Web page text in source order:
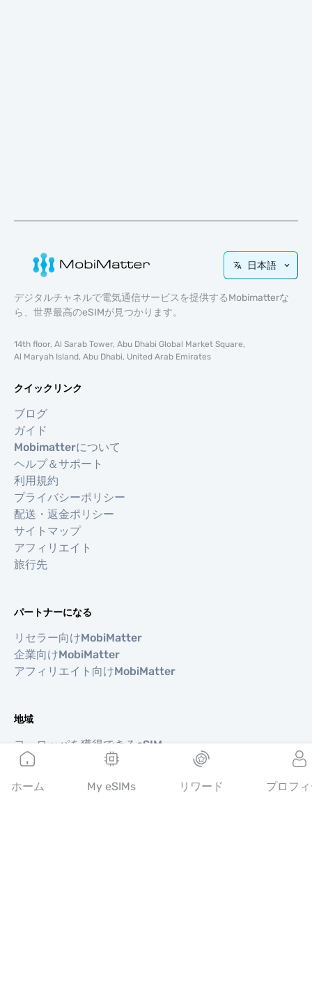
日本語
デジタルチャネルで電気通信サービスを提供するMobimatterな
ら、世界最高のeSIMが見つかります。
14th floor, Al Sarab Tower, Abu Dhabi Global Market Square,
Al Maryah Island, Abu Dhabi, United Arab Emirates
クイックリンク
ブログ
ガイド
Mobimatterについて
ヘルプ＆サポート
利用規約
プライバシーポリシー
配送・返金ポリシー
サイトマップ
アフィリエイト
旅行先
パートナーになる
リセラー向けMobiMatter
企業向けMobiMatter
アフィリエイト向けMobiMatter
地域
ヨーロッパを獲得できるeSIM
アジアを獲得できるeSIM
中東を獲得できるeSIM
ホーム My eSIMs リワード プロフ